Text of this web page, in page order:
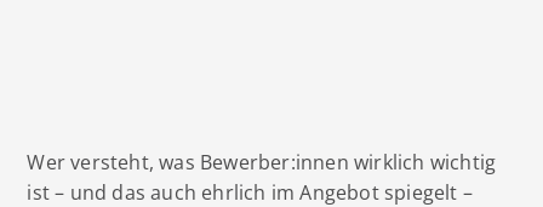
Wer versteht, was Bewerber:innen wirklich wichtig
ist – und das auch ehrlich im Angebot spiegelt –